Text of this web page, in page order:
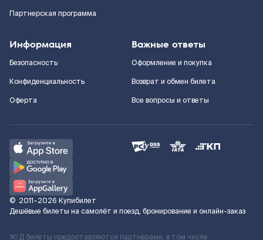
Партнерская программа
Информация
Безопасность
Конфиденциальность
Оферта
Важные ответы
Оформление и покупка
Возврат и обмен билета
Все вопросы и ответы
© 2011–2026 Купибилет
Дешёвые билеты на самолёт и поезд, бронирование и онлайн-заказ
Ж/Д билеты предоставляются партнёрами, в том числе